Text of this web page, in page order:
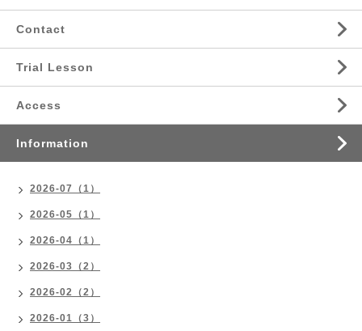
Contact
Trial Lesson
Access
Information
2026-07（1）
2026-05（1）
2026-04（1）
2026-03（2）
2026-02（2）
2026-01（3）